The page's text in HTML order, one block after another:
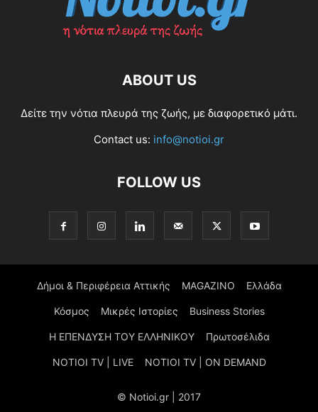
ABOUT US
Δείτε την νότια πλευρά της ζωής, με διαφορετικό μάτι.
Contact us: info@notioi.gr
FOLLOW US
Δήμοι & Περιφέρεια Αττικής MAGAZINO Ελλάδα
Κόσμος Μικρές Ιστορίες Business Stories
Η ΕΠΕΝΔΥΣΗ ΤΟΥ ΕΛΛΗΝΙΚΟΥ Πρωτοσέλιδα
NOTIOI TV | LIVE NOTIOI TV | ON DEMAND
© Notioi.gr | 2017